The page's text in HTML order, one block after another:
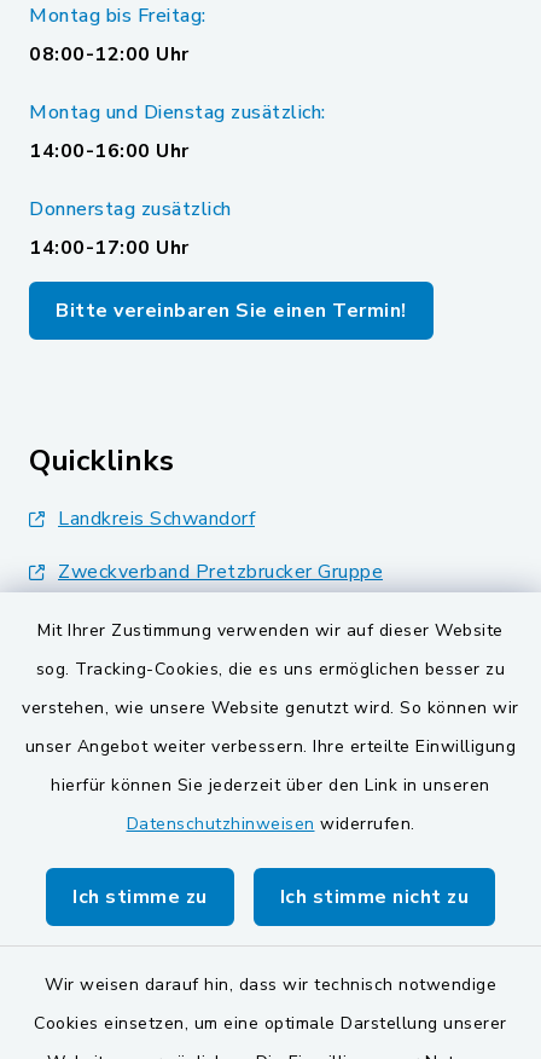
Mit Ihrer Zustimmung verwenden wir auf dieser Website
sog. Tracking-Cookies, die es uns ermöglichen besser zu
verstehen, wie unsere Website genutzt wird. So können wir
unser Angebot weiter verbessern. Ihre erteilte Einwilligung
hierfür können Sie jederzeit über den Link in unseren
Datenschutzhinweisen widerrufen.
Ich stimme zu Ich stimme nicht zu
Wir weisen darauf hin, dass wir technisch notwendige
Cookies einsetzen, um eine optimale Darstellung unserer
Montag bis Freitag:
08:00-12:00 Uhr
Montag und Dienstag zusätzlich:
14:00-16:00 Uhr
Donnerstag zusätzlich
14:00-17:00 Uhr
Bitte vereinbaren Sie einen Termin!
Quicklinks
Landkreis Schwandorf
Zweckverband Pretzbrucker Gruppe
BayernPortal
Gemeinden der
Verwaltungsgemeinschaft
Gemeinde Schwarzach bei Nabburg
Markt Schwarzenfeld
Gemeinde Stulln